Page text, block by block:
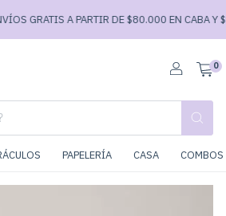
GRATIS A PARTIR DE $80.000 EN CABA Y
0
PAPELERÍA CASA